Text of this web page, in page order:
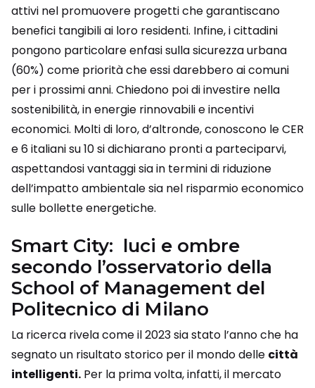
attivi nel promuovere progetti che garantiscano
benefici tangibili ai loro residenti. Infine, i cittadini
pongono particolare enfasi sulla sicurezza urbana
(60%) come priorità che essi darebbero ai comuni
per i prossimi anni. Chiedono poi di investire nella
sostenibilità, in energie rinnovabili e incentivi
economici. Molti di loro, d’altronde, conoscono le CER
e 6 italiani su 10 si dichiarano pronti a parteciparvi,
aspettandosi vantaggi sia in termini di riduzione
dell’impatto ambientale sia nel risparmio economico
sulle bollette energetiche.
Smart City: luci e ombre
secondo l’osservatorio della
School of Management del
Politecnico di Milano
La ricerca rivela come il 2023 sia stato l’anno che ha
segnato un risultato storico per il mondo delle città
intelligenti. Per la prima volta, infatti, il mercato